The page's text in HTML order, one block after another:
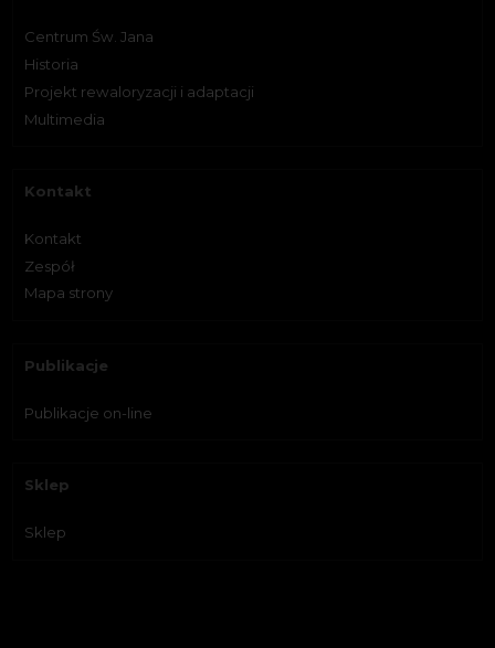
Centrum Św. Jana
Historia
Projekt rewaloryzacji i adaptacji
Multimedia
Kontakt
Kontakt
Zespół
Mapa strony
Publikacje
Publikacje on-line
Sklep
Sklep